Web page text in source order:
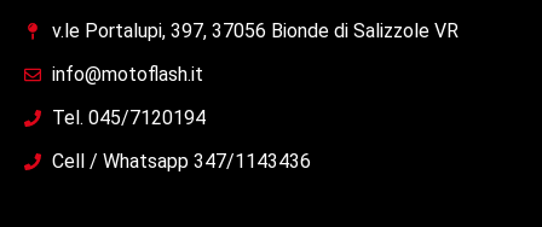
v.le Portalupi, 397, 37056 Bionde di Salizzole VR
info@motoflash.it
Tel. 045/7120194
Cell / Whatsapp 347/1143436